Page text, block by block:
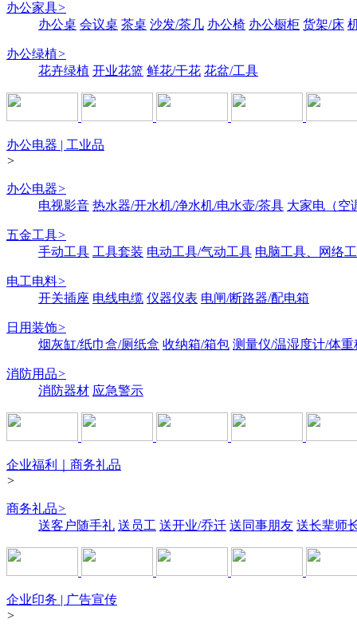
办公家具>
办公桌 会议桌 茶桌 沙发/茶几 办公椅 办公橱柜 货架/床
办公绿植>
花卉绿植 开业花篮 鲜花/干花 花盆/工具
办公电器 | 工业品
>
办公电器>
电视影音 热水器/开水机/净水机/电水壶/茶具 大家电（空
五金工具>
手动工具 工具套装 电动工具/气动工具 电脑工具、网络
电工电料>
开关插座 电线电缆 仪器仪表 电闸/断路器/配电箱
日用装饰>
烟灰缸/纸巾盒/厕纸盒 收纳箱/箱包 测量仪/温湿度计/体重
消防用品>
消防器材 应急警示
企业福利｜商务礼品
>
商务礼品>
送客户随手礼 送员工 送开业/乔迁 送同事朋友 送长辈师
企业印务 | 广告宣传
>